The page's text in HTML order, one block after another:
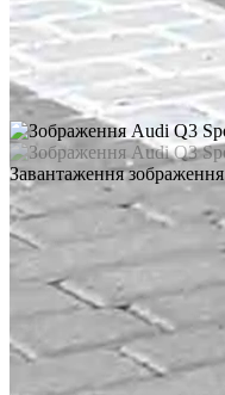
Завантаження зображення